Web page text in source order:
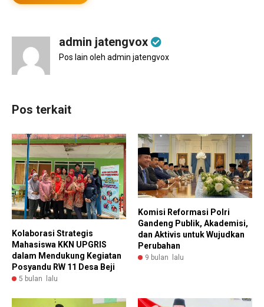
admin jatengvox
Pos lain oleh admin jatengvox
Pos terkait
Kolaborasi Strategis
Mahasiswa KKN UPGRIS
dalam Mendukung Kegiatan
Posyandu RW 11 Desa Beji
5 bulan lalu
Komisi Reformasi Polri
Gandeng Publik, Akademisi,
dan Aktivis untuk Wujudkan
Perubahan
9 bulan lalu